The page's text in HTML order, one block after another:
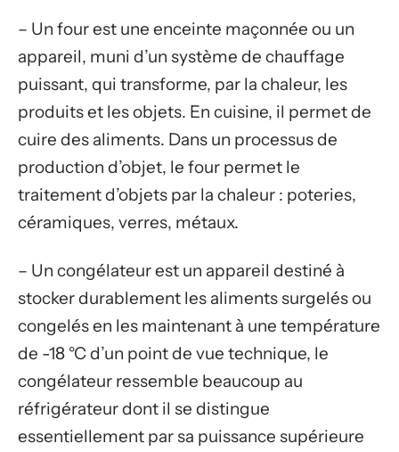
– Un four est une enceinte maçonnée ou un
appareil, muni d’un système de chauffage
puissant, qui transforme, par la chaleur, les
produits et les objets. En cuisine, il permet de
cuire des aliments. Dans un processus de
production d’objet, le four permet le
traitement d’objets par la chaleur : poteries,
céramiques, verres, métaux.
– Un congélateur est un appareil destiné à
stocker durablement les aliments surgelés ou
congelés en les maintenant à une température
de -18 °C d’un point de vue technique, le
congélateur ressemble beaucoup au
réfrigérateur dont il se distingue
essentiellement par sa puissance supérieure